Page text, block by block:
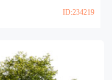
ID:234219